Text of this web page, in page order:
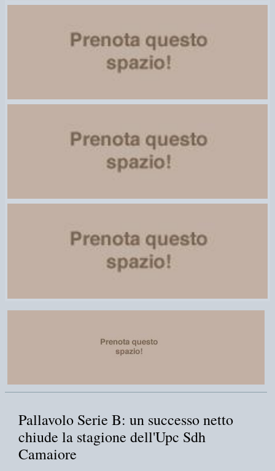
Pallavolo Serie B: un successo netto
chiude la stagione dell'Upc Sdh
Camaiore